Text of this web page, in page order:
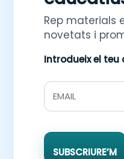
Rep materials
novetats i
Introdueix el teu
SUBSCRIURE’M